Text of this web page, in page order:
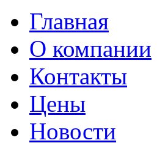
Главная
О компании
Контакты
Цены
Новости